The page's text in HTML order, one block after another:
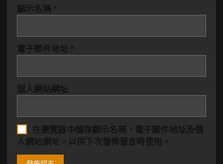
顯示名稱 *
電子郵件地址 *
個人網站網址
在瀏覽器 中儲存顯示名稱、電子郵件地址及個
人網站網址，以供下次發佈留言時使用。